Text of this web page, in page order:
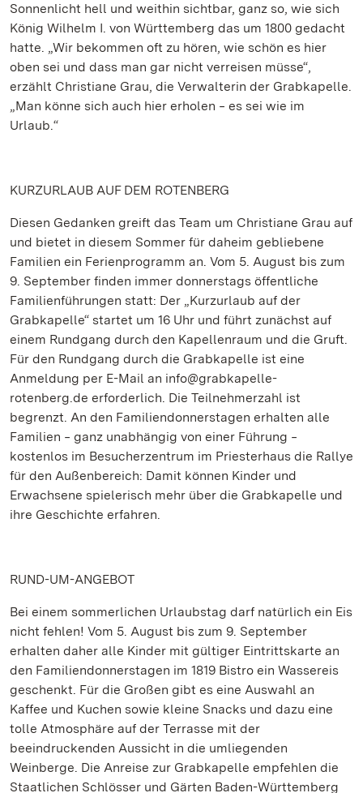
Sonnenlicht hell und weithin sichtbar, ganz so, wie sich
König Wilhelm I. von Württemberg das um 1800 gedacht
hatte. „Wir bekommen oft zu hören, wie schön es hier
oben sei und dass man gar nicht verreisen müsse“,
erzählt Christiane Grau, die Verwalterin der Grabkapelle.
„Man könne sich auch hier erholen ‒ es sei wie im
Urlaub.“
KURZURLAUB AUF DEM ROTENBERG
Diesen Gedanken greift das Team um Christiane Grau auf
und bietet in diesem Sommer für daheim gebliebene
Familien ein Ferienprogramm an. Vom 5. August bis zum
9. September finden immer donnerstags öffentliche
Familienführungen statt: Der „Kurzurlaub auf der
Grabkapelle“ startet um 16 Uhr und führt zunächst auf
einem Rundgang durch den Kapellenraum und die Gruft.
Für den Rundgang durch die Grabkapelle ist eine
Anmeldung per E-Mail an info@grabkapelle-
rotenberg.de erforderlich. Die Teilnehmerzahl ist
begrenzt. An den Familiendonnerstagen erhalten alle
Familien ‒ ganz unabhängig von einer Führung ‒
kostenlos im Besucherzentrum im Priesterhaus die Rallye
für den Außenbereich: Damit können Kinder und
Erwachsene spielerisch mehr über die Grabkapelle und
ihre Geschichte erfahren.
RUND-UM-ANGEBOT
Bei einem sommerlichen Urlaubstag darf natürlich ein Eis
nicht fehlen! Vom 5. August bis zum 9. September
erhalten daher alle Kinder mit gültiger Eintrittskarte an
den Familiendonnerstagen im 1819 Bistro ein Wassereis
geschenkt. Für die Großen gibt es eine Auswahl an
Kaffee und Kuchen sowie kleine Snacks und dazu eine
tolle Atmosphäre auf der Terrasse mit der
beeindruckenden Aussicht in die umliegenden
Weinberge. Die Anreise zur Grabkapelle empfehlen die
Staatlichen Schlösser und Gärten Baden-Württemberg